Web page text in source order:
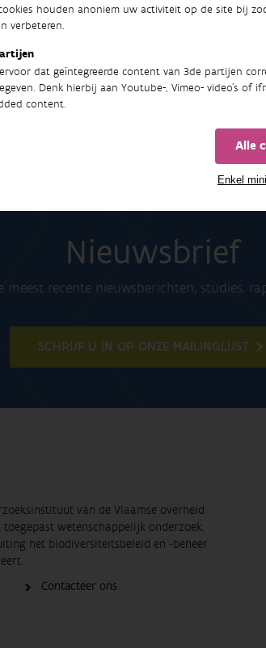
houden anoniem uw activiteit op de site bij
verbeteren.
dat geïntegreerde content van 3de partijen
Denk hierbij aan Youtube-, Vimeo- video's of
content.
Alle
Enkel
Nieuwsbrief
meest recente nieuwsberichten, studies,
SCHRIJF U IN OP ONZE MAILINGLIJST
van de Vlaamse overheid
wetenschappelijk onderzoek,
het biodiversiteitsbeleid en -beheer
Contacteer ons